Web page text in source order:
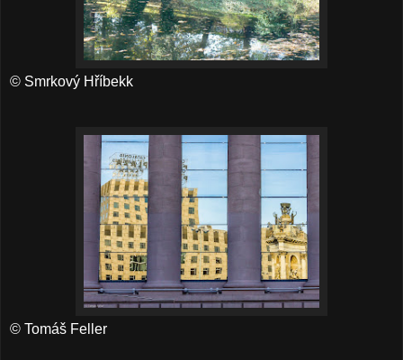
© Smrkový Hříbekk
© Tomáš Feller